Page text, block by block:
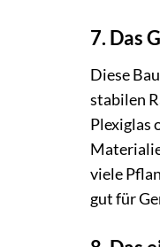
7. Das
Diese
stabilen
Plexiglas
viele
gut für